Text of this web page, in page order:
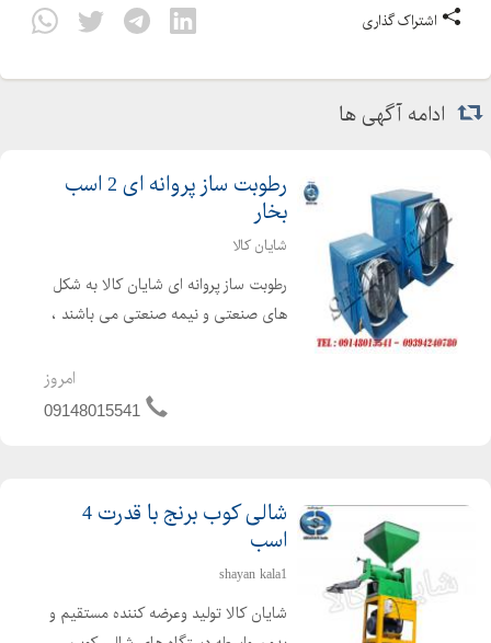
اشتراک گذاری
ادامه آگهی ها
رطوبت ساز پروانه ای 2 اسب
بخار
شایان کالا
رطوبت ساز پروانه ای شایان کالا به شکل
های صنعتی و نیمه صنعتی می باشند ،
سالن های پرورش قارچ ، مرغ داری ،
گلخانه ای وسایر سالن هایی را که رطوبت
امروز
09148015541
شالی کوب برنج با قدرت 4
اسب
shayan kala1
شایان کالا تولید وعرضه کننده مستقیم و